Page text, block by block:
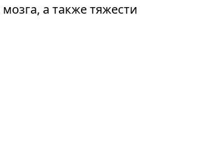
а также тяжести